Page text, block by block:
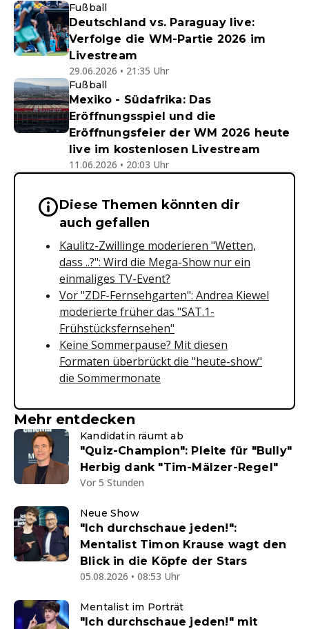
Fußball
Deutschland vs. Paraguay live:
Verfolge die WM-Partie 2026 im
Livestream
29.06.2026 • 21:35 Uhr
Fußball
Mexiko - Südafrika: Das
Eröffnungsspiel und die
Eröffnungsfeier der WM 2026 heute
live im kostenlosen Livestream
11.06.2026 • 20:03 Uhr
Wichtige Hinweise &
Diese Themen könnten dir
auch gefallen
Kaulitz-Zwillinge moderieren "Wetten,
dass ..?": Wird die Mega-Show nur ein
einmaliges TV-Event?
Vor "ZDF-Fernsehgarten": Andrea Kiewel
moderierte früher das "SAT.1-
Frühstücksfernsehen"
Keine Sommerpause? Mit diesen
Formaten überbrückt die "heute-show"
die Sommermonate
Mehr entdecken
Kandidatin räumt ab
"Quiz-Champion": Pleite für "Bully"
Herbig dank "Tim-Mälzer-Regel"
Vor 5 Stunden
Neue Show
"Ich durchschaue jeden!":
Mentalist Timon Krause wagt den
Blick in die Köpfe der Stars
05.08.2026 • 08:53 Uhr
Mentalist im Porträt
"Ich durchschaue jeden!" mit